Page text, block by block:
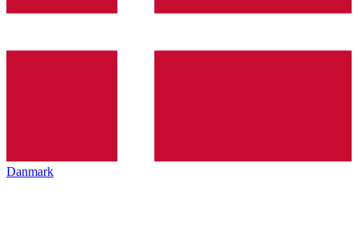
Danmark